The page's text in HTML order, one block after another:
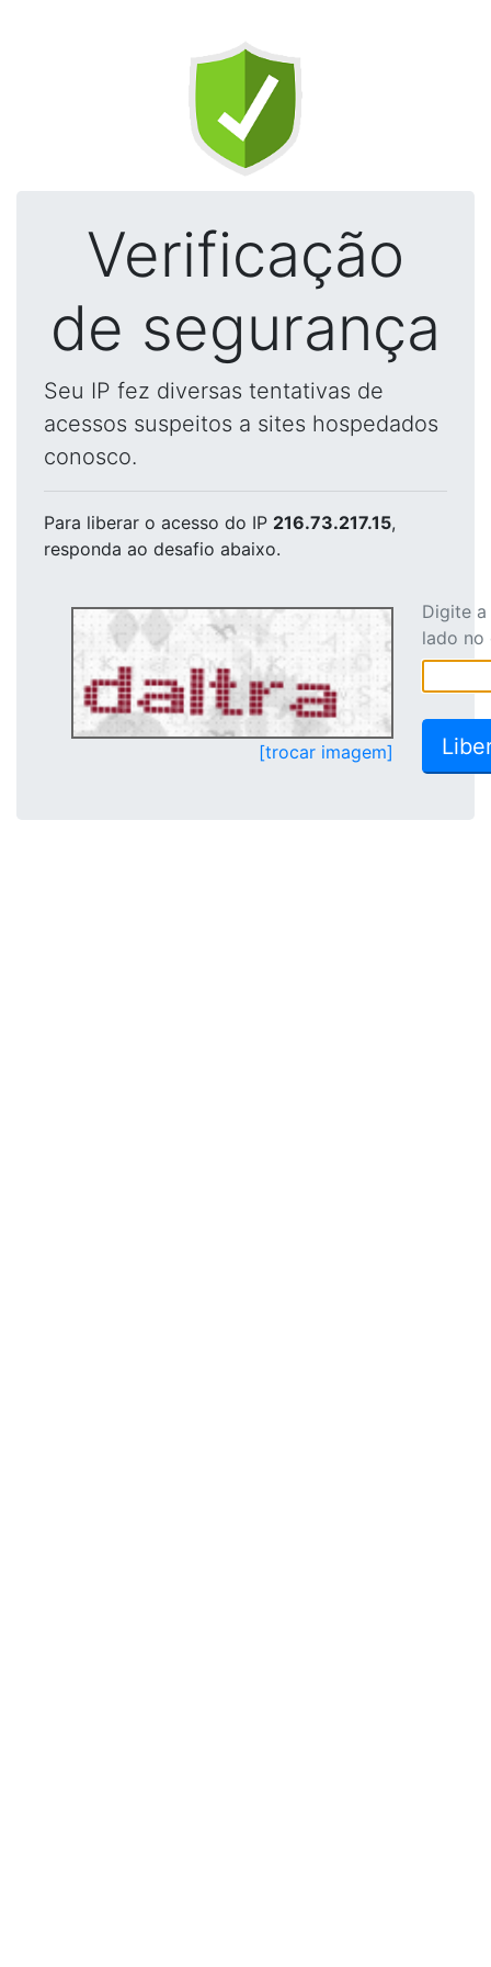
Verificação
de segurança
Seu IP fez diversas tentativas de
acessos suspeitos a sites hospedados
conosco.
Para liberar o acesso do IP 216.73.217.15,
responda ao desafio abaixo.
[trocar imagem]
Digite
lado no